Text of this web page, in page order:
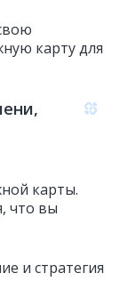
карту для
карты.
что вы
и стратегия